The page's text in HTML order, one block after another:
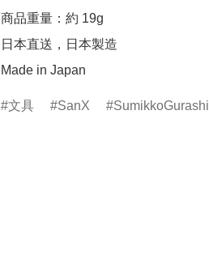
商品重量：約 19g
日本直送，日本製造
Made in Japan
文具 SanX SumikkoGurashi